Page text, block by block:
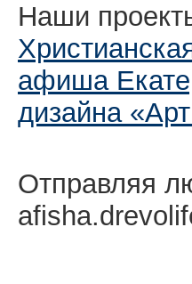
Наши
афиша
дизайна
Отправляя